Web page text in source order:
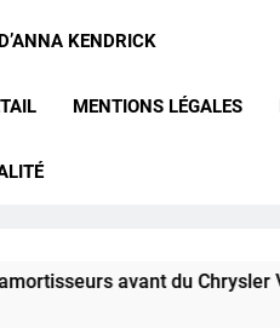
KENDRICK
MENTIONS LÉGALES
du Chrysler Voyager